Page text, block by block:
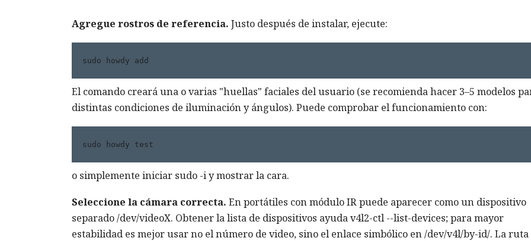
Agregue rostros de referencia. Justo después de instalar, ejecute:
sudo howdy add
El comando creará una o varias "huellas" faciales del usuario (se recomienda hacer 3–5 modelos
distintas condiciones de iluminación y ángulos). Puede comprobar el funcionamiento con:
sudo howdy test
o simplemente iniciar sudo -i y mostrar la cara.
Seleccione la cámara correcta. En portátiles con módulo IR puede aparecer como un dispositivo
separado /dev/videoX. Obtener la lista de dispositivos ayuda v4l2-ctl --list-devices; para mayor
estabilidad es mejor usar no el número de video, sino el enlace simbólico en /dev/v4l/by-id/. La ruta